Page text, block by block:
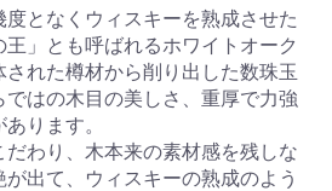
となくウィスキーを熟成させた
」とも呼ばれるホワイトオーク
れた樽材から削り出した数珠玉
はの木目の美しさ、重厚で力強
ります。
わり、木本来の素材感を残しな
出て、ウィスキーの熟成のよう